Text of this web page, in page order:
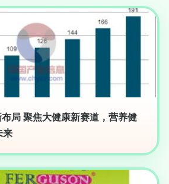
局 聚焦大健康新赛道，营养健
来